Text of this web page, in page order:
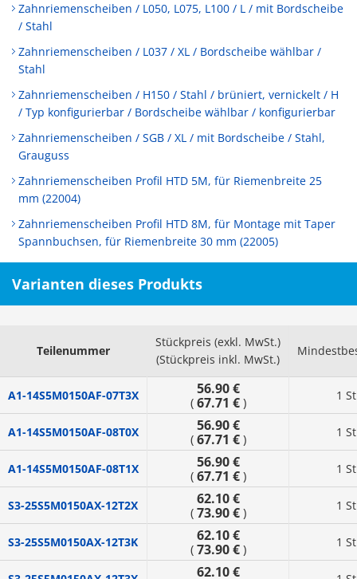
Zahnriemenscheiben / L050, L075, L100 / L / mit Bordscheibe
/ Stahl
Zahnriemenscheiben / L037 / XL / Bordscheibe wählbar /
Stahl
Zahnriemenscheiben / H150 / Stahl / brüniert, vernickelt / H
/ Typ konfigurierbar / Bordscheibe wählbar / konfigurierbar
Zahnriemenscheiben / SGB / XL / mit Bordscheibe / Stahl,
Grauguss
Zahnriemenscheiben Profil HTD 5M, für Riemenbreite 25
mm (22004)
Zahnriemenscheiben Profil HTD 8M, für Montage mit Taper
Spannbuchsen, für Riemenbreite 30 mm (22005)
Varianten dieses Produkts
Teilenummer
Stückpreis (exkl. MwSt.)
(Stückpreis inkl. MwSt.)
A1-14S5M0150AF-07T3X 56.90 €
( 67.71 €) 1
A1-14S5M0150AF-08T0X 56.90 €
( 67.71 €) 1
A1-14S5M0150AF-08T1X 56.90 €
( 67.71 €) 1
S3-25S5M0150AX-12T2X 62.10 €
( 73.90 €) 1
S3-25S5M0150AX-12T3K 62.10 €
( 73.90 €) 1
62.10 €